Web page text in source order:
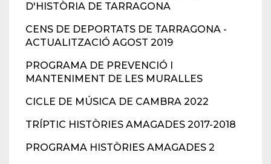
D'HISTÒRIA DE TARRAGONA
CENS DE DEPORTATS DE TARRAGONA -
ACTUALITZACIÓ AGOST 2019
PROGRAMA DE PREVENCIÓ I
MANTENIMENT DE LES MURALLES
CICLE DE MÚSICA DE CAMBRA 2022
TRÍPTIC HISTÒRIES AMAGADES 2017-2018
PROGRAMA HISTÒRIES AMAGADES 2